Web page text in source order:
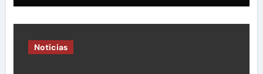
Notícias